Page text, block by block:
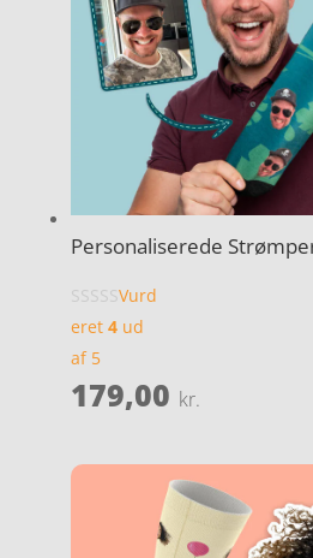
Personaliserede
Vurd
eret 4ud
af 5
179,00 kr.